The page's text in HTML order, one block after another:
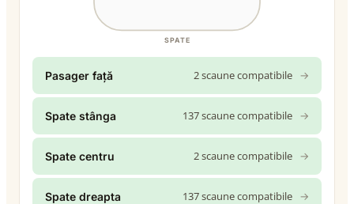
SPATE
Pasager față 2 scaune compatibile →
Spate stânga 137 scaune compatibile →
Spate centru 2 scaune compatibile →
Spate dreapta 137 scaune compatibile →